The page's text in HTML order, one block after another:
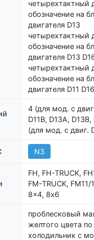
четырехтактный
обозначение на
двигателя D13
четырехтактный
обозначение на
двигателя D13
четырехтактный
обозначение на
двигателя D11 D16
4 (для мод. с
D11B, D13A, D13B,
(для мод. с двиг.
N3
FH, FH-TRUCK,
FM-TRUCK,
8x4, 8х6
проблесковый
желтого цвета по
холодильник с